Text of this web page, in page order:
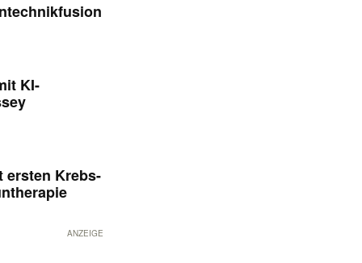
KI-
ersten Krebs-
ANZEIGE